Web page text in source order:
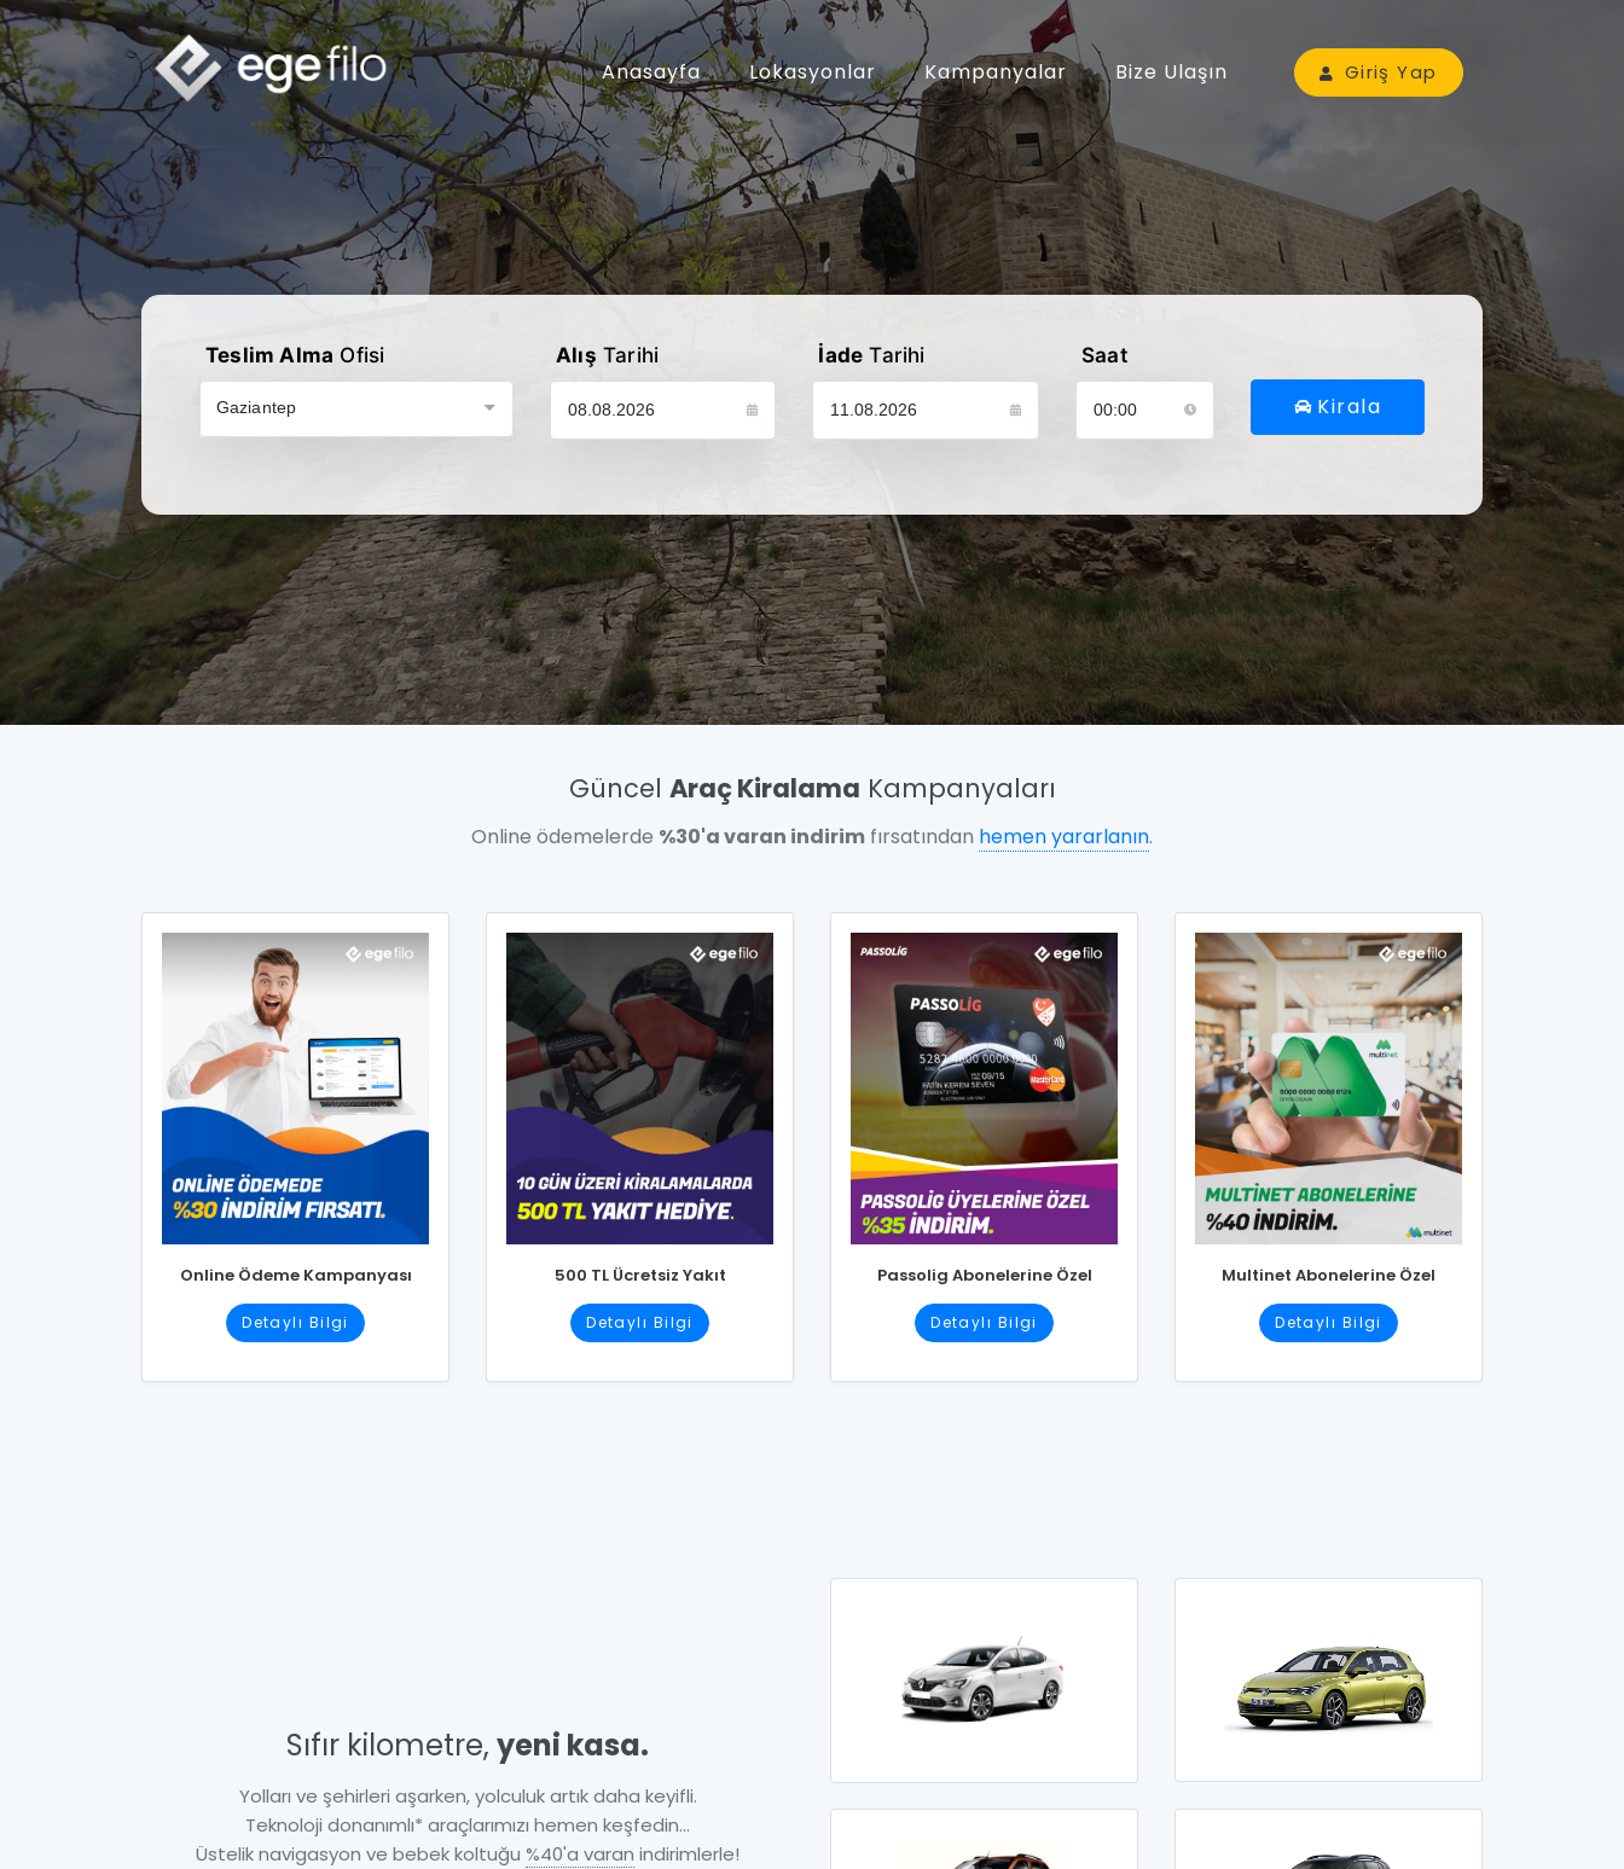
Anasayfa Lokasyonlar Kampanyalar Bize Ulaşın Giriş Yap
Teslim Alma Ofisi
Gaziantep
Alış Tarihi
Lütfen araç alış tarihinizi seçin
İade Tarihi
Lütfen araç iade tarihinizi seçin
Saat
Lütfen araç alış saatinizi seçin Kirala
Güncel Araç Kiralama Kampanyaları
Online ödemelerde %30'a varan indirim fırsatından hemen yararlanın.
Online Ödeme Kampanyası
Detaylı Bilgi
500 TL Ücretsiz Yakıt
Detaylı Bilgi
Passolig Abonelerine Özel
Detaylı Bilgi
Multinet Abonelerine Özel
Detaylı Bilgi
Sıfır kilometre, yeni kasa.
Yolları ve şehirleri aşarken, yolculuk artık daha keyifli.
Teknoloji donanımlı* araçlarımızı hemen keşfedin...
Üstelik navigasyon ve bebek koltuğu %40'a varan indirimlerle!